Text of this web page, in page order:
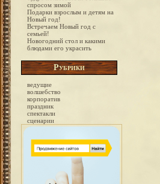
спросом зимой
Подарки взрослым и детям на
Новый год!
Встречаем Новый год с
семьей!
Новогодний стол и какими
блюдами его украсить
Рубрики
ведущие
волшебство
корпоратив
праздник
спектакли
сценарии